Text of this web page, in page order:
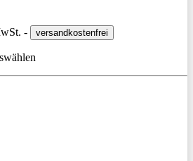
- versandkostenfrei